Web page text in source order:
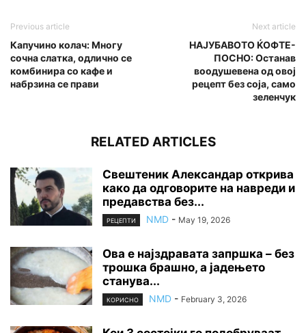
Previous article
Капучино колач: Многу
сочна слатка, одлично се
комбинира со кафе и
набрзина се прави
Next article
НАЈУБАВОТО ЌОФТЕ-
ПОСНО: Останав
воодушевена од овој
рецепт без соја, само
зеленчук
RELATED ARTICLES
Свештеник Александар открива
како да одговорите на навреди и
предавства без...
РЕЦЕПТИ NMD - May 19, 2026
Ова е најздравата запршка – без
трошка брашно, а јадењето
станува...
КОРИСНО NMD - February 3, 2026